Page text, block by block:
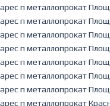
арес п металлопрокат
арес п металлопрокат
арес п металлопрокат
арес п металлопрокат
арес п металлопрокат
арес п металлопрокат
арес п металлопрокат
арес п металлопрокат